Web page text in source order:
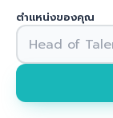
ตำแหน่งของคุณ